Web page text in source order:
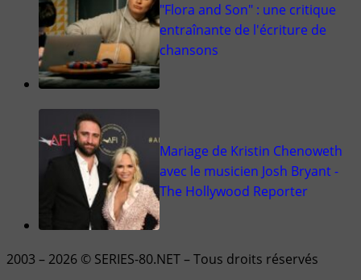
"Flora and Son" : une critique
entraînante de l'écriture de
chansons
Mariage de Kristin Chenoweth
avec le musicien Josh Bryant -
The Hollywood Reporter
2003 – 2026 © SERIES-80.NET – Tous droits réservés